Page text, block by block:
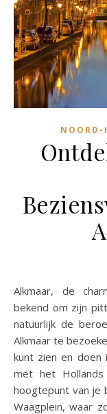
NOORD-
Alkmaar, de charmante stad in Noord-Holland, staat
bekend om zijn
natuurlijk de
Alkmaar te
kunt zien en doen
met het Hollands
hoogtepunt van je
Waagplein, waar